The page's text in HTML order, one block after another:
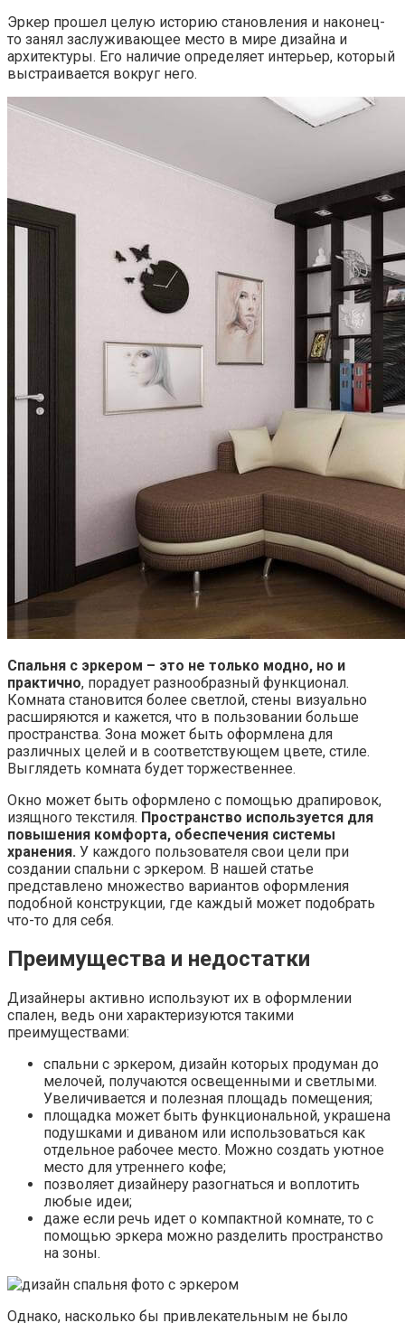
Эркер прошел целую историю становления и наконец-
то занял заслуживающее место в мире дизайна и
архитектуры. Его наличие определяет интерьер, который
выстраивается вокруг него.
Спальня с эркером – это не только модно, но и
практично, порадует разнообразный функционал.
Комната становится более светлой, стены визуально
расширяются и кажется, что в пользовании больше
пространства. Зона может быть оформлена для
различных целей и в соответствующем цвете, стиле.
Выглядеть комната будет торжественнее.
Окно может быть оформлено с помощью драпировок,
изящного текстиля. Пространство используется для
повышения комфорта, обеспечения системы
хранения. У каждого пользователя свои цели при
создании спальни с эркером. В нашей статье
представлено множество вариантов оформления
подобной конструкции, где каждый может подобрать
что-то для себя.
Преимущества и недостатки
Дизайнеры активно используют их в оформлении
спален, ведь они характеризуются такими
преимуществами:
спальни с эркером, дизайн которых продуман до
мелочей, получаются освещенными и светлыми.
Увеличивается и полезная площадь помещения;
площадка может быть функциональной, украшена
подушками и диваном или использоваться как
отдельное рабочее место. Можно создать уютное
место для утреннего кофе;
позволяет дизайнеру разогнаться и воплотить
любые идеи;
даже если речь идет о компактной комнате, то с
помощью эркера можно разделить пространство
на зоны.
Однако, насколько бы привлекательным не было